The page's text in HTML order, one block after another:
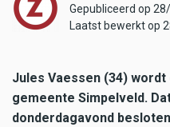
Gepubliceerd op
Laatst bewerkt op
Jules Vaessen (34)
gemeente Simpelveld.
donderdagavond